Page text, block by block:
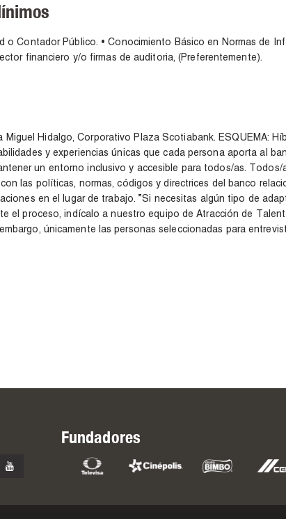
o Contador Público. • Conocimiento Básico en Normas de
financiero y/o firmas de auditoria, (Preferentemente).
Miguel Hidalgo, Corporativo Plaza Scotiabank. ESQUEMA:
y experiencias únicas que cada persona aporta al
un entorno inclusivo y accesible para todos/as. Todos/
las políticas, normas, códigos y directrices del banco
en el lugar de trabajo. ”Si necesitas algún tipo de
el proceso, indícalo a nuestro equipo de Atracción de
únicamente las personas seleccionadas para
Fundadores